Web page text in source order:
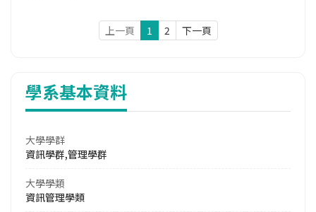
上一頁 1 2 下一頁
學系基本資料
大學學群
資訊學群,管理學群
大學學類
資訊管理學類